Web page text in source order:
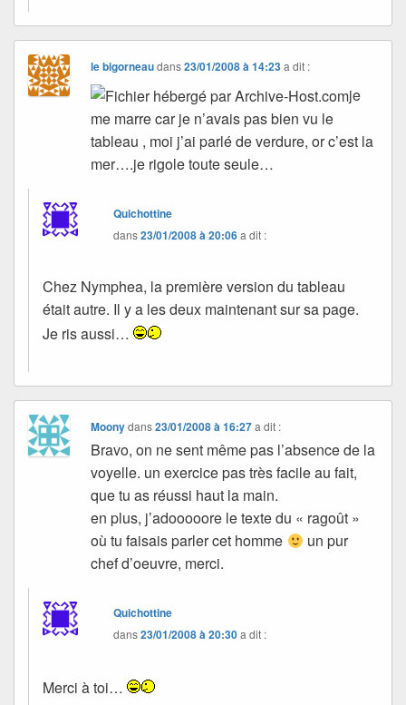
le bigorneaudans23/01/2008 à 14:23 a dit :
je
me marre car je n’avais pas bien vu le
tableau , moi j’ai parlé de verdure, or c’est la
mer….je rigole toute seule…
Quichottine
dans23/01/2008 à 20:06a dit :
Chez Nymphea, la première version du tableau
était autre. Il y a les deux maintenant sur sa page.
Je ris aussi…
Moonydans23/01/2008 à 16:27 a dit :
Bravo, on ne sent même pas l’absence de la
voyelle. un exercice pas très facile au fait,
que tu as réussi haut la main.
en plus, j’adooooore le texte du « ragoût »
où tu faisais parler cet homme
un pur
chef d’oeuvre, merci.
Quichottine
dans23/01/2008 à 20:30a dit :
Merci à toi…